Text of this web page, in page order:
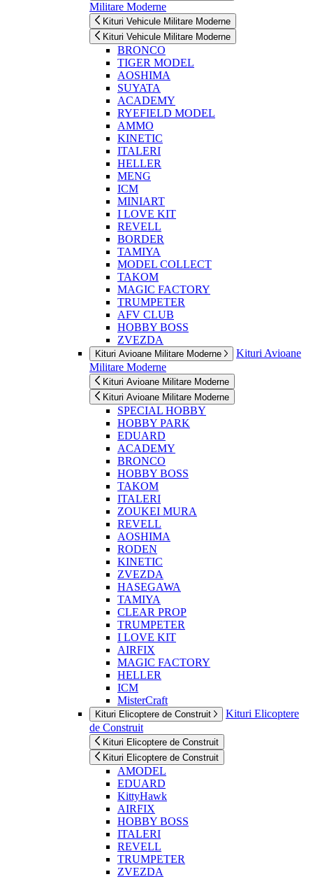
Militare Moderne
Kituri Vehicule Militare Moderne
Kituri Vehicule Militare Moderne
BRONCO
TIGER MODEL
AOSHIMA
SUYATA
ACADEMY
RYEFIELD MODEL
AMMO
KINETIC
ITALERI
HELLER
MENG
ICM
MINIART
I LOVE KIT
REVELL
BORDER
TAMIYA
MODEL COLLECT
TAKOM
MAGIC FACTORY
TRUMPETER
AFV CLUB
HOBBY BOSS
ZVEZDA
Kituri Avioane Militare Moderne
Kituri Avioane
Militare Moderne
Kituri Avioane Militare Moderne
Kituri Avioane Militare Moderne
SPECIAL HOBBY
HOBBY PARK
EDUARD
ACADEMY
BRONCO
HOBBY BOSS
TAKOM
ITALERI
ZOUKEI MURA
REVELL
AOSHIMA
RODEN
KINETIC
ZVEZDA
HASEGAWA
TAMIYA
CLEAR PROP
TRUMPETER
I LOVE KIT
AIRFIX
MAGIC FACTORY
HELLER
ICM
MisterCraft
Kituri Elicoptere de Construit
Kituri Elicoptere
de Construit
Kituri Elicoptere de Construit
Kituri Elicoptere de Construit
AMODEL
EDUARD
KittyHawk
AIRFIX
HOBBY BOSS
ITALERI
REVELL
TRUMPETER
ZVEZDA